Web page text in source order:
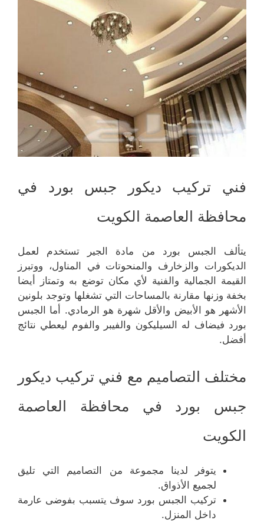
فني تركيب ديكور جبس بورد في
محافظة العاصمة الكويت
يتألف الجبس بورد من مادة الجير تستخدم لعمل
الديكورات والزخارف والمنحوتات في المناول، ووتبرز
القيمة الجمالية والفنية لأي مكان توضع به وتمتاز أيضا
بخفة وزنها مقارنة بالمساحات التي تشغلها وتوجد بلونين
الأشهر هو الأبيض والأقل شهرة هو الرمادي. أما الجبس
بورد فيضاف له السيليكون والفيبر والفوم ليعطي نتائج
أفضل.
مختلف التصاميم مع فني تركيب ديكور
جبس بورد في محافظة العاصمة
الكويت
يتوفر لدينا مجموعة من التصاميم التي تليق
لجميع الأذواق.
تركيب الجبس بورد سوف يتسبب بفوضى عارمة
داخل المنزل.